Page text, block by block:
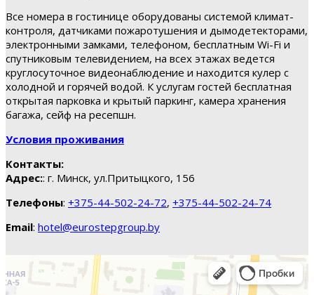
Все номера в гостинице оборудованы системой климат-
контроля, датчиками пожаротушения и дымодетекторами,
электронными замками, телефоном, бесплатным Wi-Fi и
спутниковым телевидением, на всех этажах ведется
круглосуточное видеонаблюдение и находится кулер с
холодной и горячей водой. К услугам гостей бесплатная
открытая парковка и крытый паркинг, камера хранения
багажа, сейф на ресепшн.
Условия проживания
Контакты:
Адрес:: г. Минск, ул.Притыцкого, 156
Телефоны: +375-44-502-24-72, +375-44-502-24-74
Email: hotel@eurostepgroup.by